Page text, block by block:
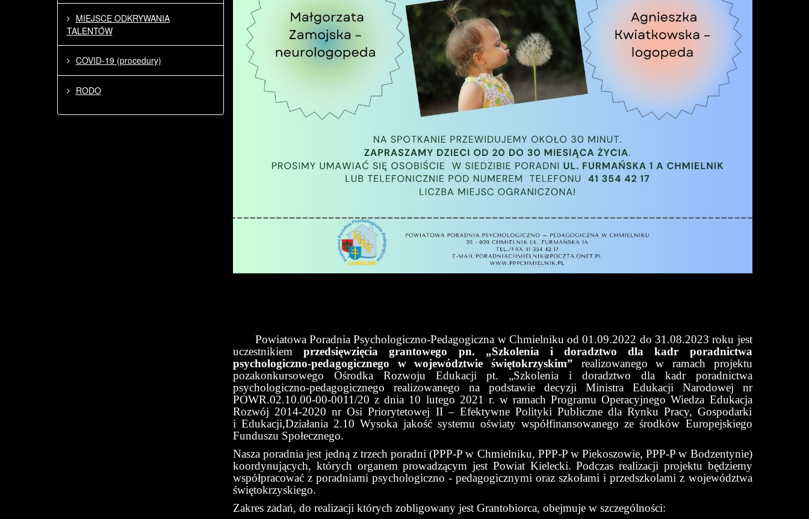
Powiatowa Poradnia Psychologiczno-Pedagogiczna w Chmielniku od 01.09.2022 do 31.08.2023 roku jest
uczestnikiemprzedsięwzięcia grantowego pn. „Szkolenia i doradztwo dla kadr poradnictwa
psychologiczno-pedagogicznego w województwie świętokrzyskim” realizowanego w ramach projektu
pozakonkursowego Ośrodka Rozwoju Edukacji pt. „Szkolenia
i doradztwo dla kadr poradnictwa
psychologiczno-pedagogicznego realizowanego na podstawie decyzji Ministra Edukacji Narodowej
nr
POWR.02.10.00-00-0011/20 z dnia 10 lutego 2021 r. w ramach Programu Operacyjnego Wiedza Edukacja
Rozwój 2014-2020 nr Osi Priorytetowej II – Efektywne Polityki Publiczne dla Rynku Pracy, Gospodarki
i Edukacji,Działania 2.10 Wysoka jakość systemu oświaty współfinansowanego ze środków Europejskiego
Funduszu Społecznego.
Nasza poradnia jest jedną z trzech poradni (PPP-P w Chmielniku, PPP-P w Piekoszowie, PPP-P w Bodzentynie)
koordynujących, których organem prowadzącym jest Powiat Kielecki. Podczas realizacji projektu będziemy
współpracować z poradniami psychologiczno - pedagogicznymi oraz szkołami i przedszkolami z województwa
świętokrzyskiego.
Zakres zadań, do realizacji których zobligowany jest Grantobiorca, obejmuje w szczególności:
MIEJSCE ODKRYWANIA
TALENTÓW
COVID-19 (procedury)
RODO